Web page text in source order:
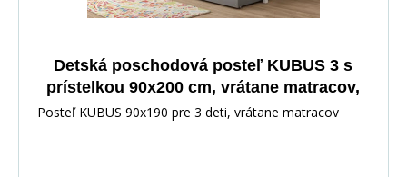
Detská poschodová posteľ KUBUS 3 s
prístelkou 90x200 cm, vrátane matracov,
Biela/Grafit
Posteľ KUBUS 90x190 pre 3 deti, vrátane matracov